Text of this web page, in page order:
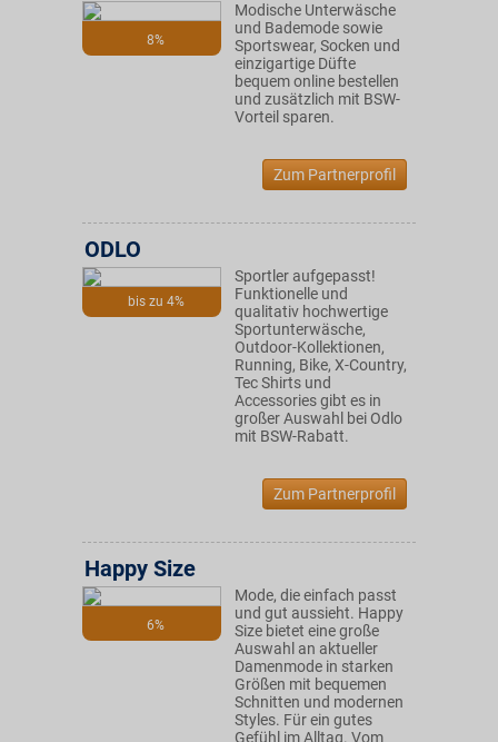
8%
Modische Unterwäsche
und Bademode sowie
Sportswear, Socken und
einzigartige Düfte
bequem online bestellen
und zusätzlich mit BSW-
Vorteil sparen.
Zum Partnerprofil
bis zu 4%
ODLO
Sportler aufgepasst!
Funktionelle und
qualitativ hochwertige
Sportunterwäsche,
Outdoor-Kollektionen,
Running, Bike, X-Country,
Tec Shirts und
Accessories gibt es in
großer Auswahl bei Odlo
mit BSW-Rabatt.
Zum Partnerprofil
6%
Happy Size
Mode, die einfach passt
und gut aussieht. Happy
Size bietet eine große
Auswahl an aktueller
Damenmode in starken
Größen mit bequemen
Schnitten und modernen
Styles. Für ein gutes
Gefühl im Alltag. Vom